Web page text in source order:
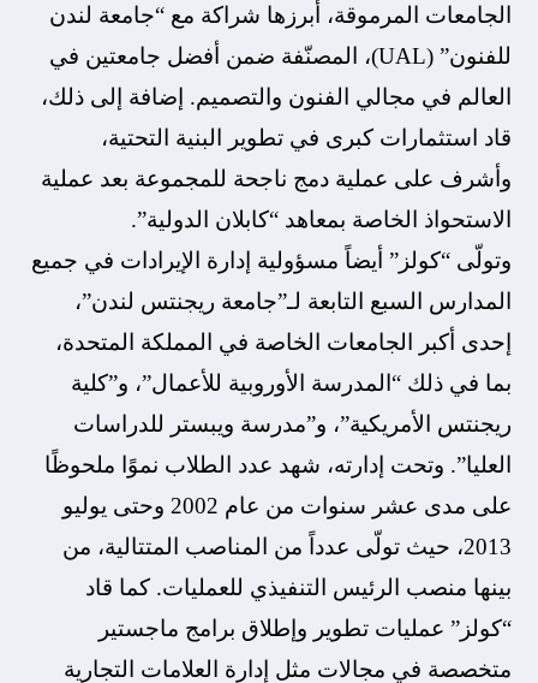
الجامعات المرموقة، أبرزها شراكة مع “جامعة لندن
للفنون” (UAL)، المصنّفة ضمن أفضل جامعتين في
العالم في مجالي الفنون والتصميم. إضافة إلى ذلك،
قاد استثمارات كبرى في تطوير البنية التحتية،
وأشرف على عملية دمج ناجحة للمجموعة بعد عملية
الاستحواذ الخاصة بمعاهد “كابلان الدولية”.
وتولّى “كولز” أيضاً مسؤولية إدارة الإيرادات في جميع
المدارس السبع التابعة لـ”جامعة ريجنتس لندن”،
إحدى أكبر الجامعات الخاصة في المملكة المتحدة،
بما في ذلك “المدرسة الأوروبية للأعمال”، و”كلية
ريجنتس الأمريكية”، و”مدرسة ويبستر للدراسات
العليا”. وتحت إدارته، شهد عدد الطلاب نموًا ملحوظًا
على مدى عشر سنوات من عام 2002 وحتى يوليو
2013، حيث تولّى عدداً من المناصب المتتالية، من
بينها منصب الرئيس التنفيذي للعمليات. كما قاد
“كولز” عمليات تطوير وإطلاق برامج ماجستير
متخصصة في مجالات مثل إدارة العلامات التجارية